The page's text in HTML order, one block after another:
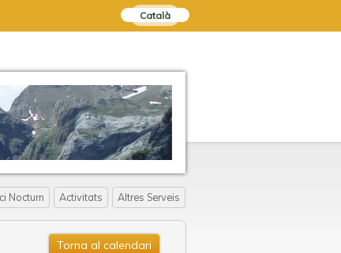
Català
Nocturn Activitats Altres Serveis
Torna al calendari